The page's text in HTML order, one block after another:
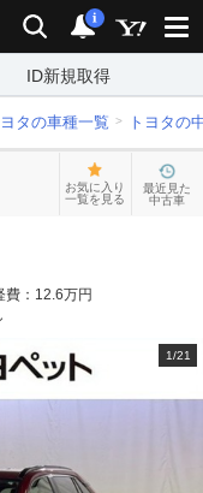
検索 通知
i
ID新規取得
ヨタの車種一覧 トヨタの
お気に入り
一覧を見る
最近見た
中古車
費： 12.6万円
1/21